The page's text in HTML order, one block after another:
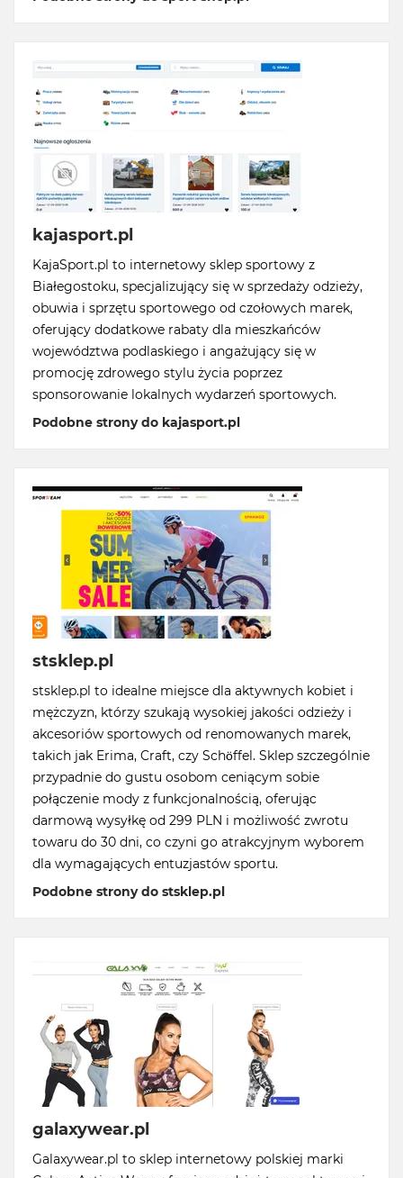
kajasport.pl
KajaSport.pl to internetowy sklep sportowy z
Białegostoku, specjalizujący się w sprzedaży odzieży,
obuwia i sprzętu sportowego od czołowych marek,
oferujący dodatkowe rabaty dla mieszkańców
województwa podlaskiego i angażujący się w
promocję zdrowego stylu życia poprzez
sponsorowanie lokalnych wydarzeń sportowych.
Podobne strony do kajasport.pl
stsklep.pl
stsklep.pl to idealne miejsce dla aktywnych kobiet i
mężczyzn, którzy szukają wysokiej jakości odzieży i
akcesoriów sportowych od renomowanych marek,
takich jak Erima, Craft, czy Schöffel. Sklep szczególnie
przypadnie do gustu osobom ceniącym sobie
połączenie mody z funkcjonalnością, oferując
darmową wysyłkę od 299 PLN i możliwość zwrotu
towaru do 30 dni, co czyni go atrakcyjnym wyborem
dla wymagających entuzjastów sportu.
Podobne strony do stsklep.pl
galaxywear.pl
Galaxywear.pl to sklep internetowy polskiej marki